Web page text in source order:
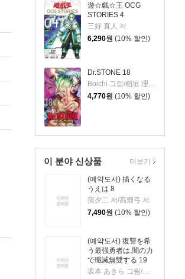
遊☆戱☆王 OCG
STORIES 4
三好 直人 저
6,290원 (10% 할인)
Dr.STONE 18
Boichi 그림/稻垣 理一郞 원작
4,770원 (10% 할인)
이 분야 신상품
(예약도서) 描くなる
うえは 8
蒲夕二 저/高畑弓 저
7,490원 (10% 할인)
(예약도서) 復讐を希
う最强勇者は,闇の力
で殲滅無雙する 19
坂本 あきら 그림/斧名田 マニマニ 저
더보기